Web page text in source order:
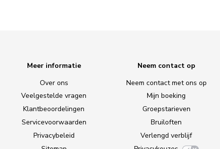
Meer informatie
Over ons
Veelgestelde vragen
Klantbeoordelingen
Servicevoorwaarden
Privacybeleid
Neem contact op
Neem contact met ons op
Mijn boeking
Groepstarieven
Bruiloften
Verlengd verblijf